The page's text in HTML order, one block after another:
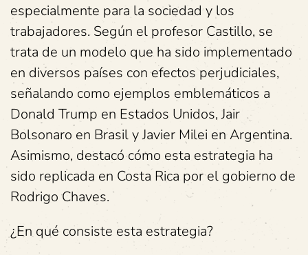
especialmente para la sociedad y los
trabajadores. Según el profesor Castillo, se
trata de un modelo que ha sido implementado
en diversos países con efectos perjudiciales,
señalando como ejemplos emblemáticos a
Donald Trump en Estados Unidos, Jair
Bolsonaro en Brasil y Javier Milei en Argentina.
Asimismo, destacó cómo esta estrategia ha
sido replicada en Costa Rica por el gobierno de
Rodrigo Chaves.
¿En qué consiste esta estrategia?